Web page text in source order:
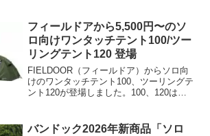
で簡単にロックでき、荷物をカゴから高
く持ち上げずに、スムーズに出し入れで
きます。詳細をレビューします。
フィールドアから5,500円〜のソ
ロ向けワンタッチテント100/ツー
リングテント120 登場
FIELDOOR（フィールドア）からソロ向
けのワンタッチテント100、ツーリングテ
ント120が登場しました。100、120はテ
ます。両商品の詳細をレビューします。
バンドック2026年新商品「ソロ